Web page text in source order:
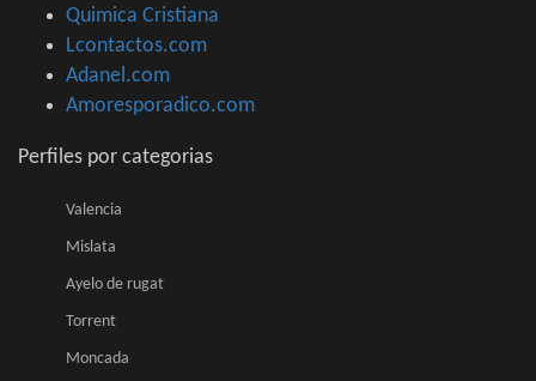
Quimica Cristiana
Lcontactos.com
Adanel.com
Amoresporadico.com
Perfiles por categorias
Valencia
Mislata
Ayelo de rugat
Torrent
Moncada